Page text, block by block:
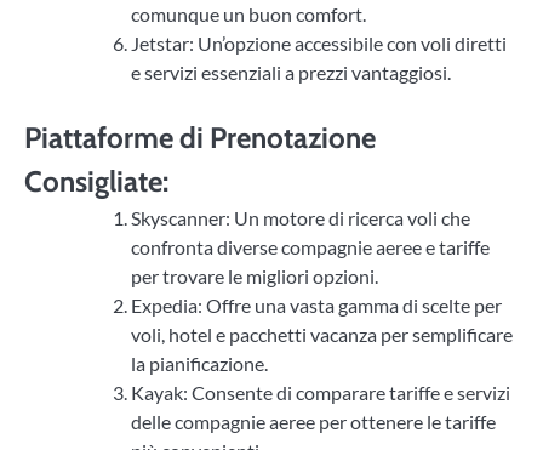
comunque un buon comfort.
Jetstar: Un’opzione accessibile con voli diretti
e servizi essenziali a prezzi vantaggiosi.
Piattaforme di Prenotazione
Consigliate:
Skyscanner: Un motore di ricerca voli che
confronta diverse compagnie aeree e tariffe
per trovare le migliori opzioni.
Expedia: Offre una vasta gamma di scelte per
voli, hotel e pacchetti vacanza per semplificare
la pianificazione.
Kayak: Consente di comparare tariffe e servizi
delle compagnie aeree per ottenere le tariffe